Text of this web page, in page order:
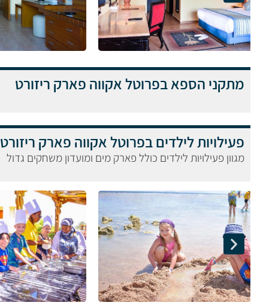
מתקני הספא בפרוטל אקווה פארק ריזורט
פעילויות לילדים בפרוטל אקווה פארק ריזורט
מגוון פעילויות לילדים כולל פארק מים ומועדון משחקים גדול